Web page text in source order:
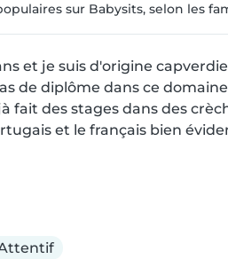
sur Babysits, selon les
et je suis d'origine
de diplôme dans ce
fait des stages dans des
et le français bien